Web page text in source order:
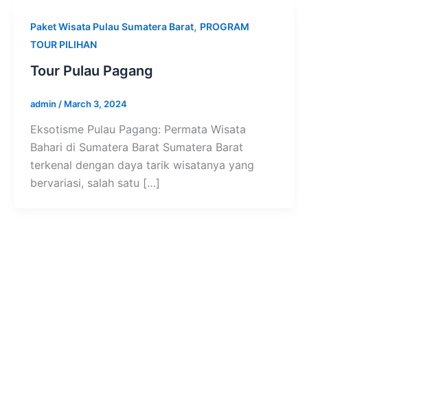
Paket Wisata Pulau Sumatera Barat, PROGRAM
TOUR PILIHAN
Tour Pulau Pagang
admin / March 3, 2024
Eksotisme Pulau Pagang: Permata Wisata
Bahari di Sumatera Barat Sumatera Barat
terkenal dengan daya tarik wisatanya yang
bervariasi, salah satu […]